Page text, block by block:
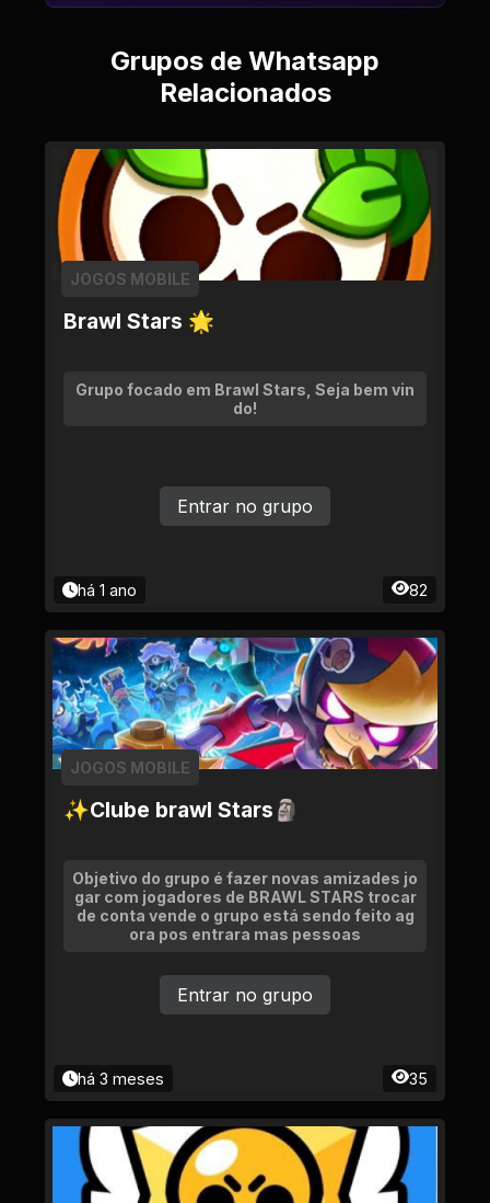
Grupos de Whatsapp
Relacionados
Brawl Stars 🌟
JOGOS MOBILE
Grupo focado em Brawl Stars, Seja bem vin
do!
há 1 ano 82
Entrar no grupo
✨Clube brawl Stars🗿
JOGOS MOBILE
Objetivo do grupo é fazer novas amizades jo
gar com jogadores de BRAWL STARS trocar
de conta vende o grupo está sendo feito ag
ora pos entrara mas pessoas
há 3 meses 35
Entrar no grupo